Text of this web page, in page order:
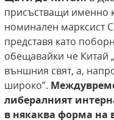
присъстващи именно
номинален марксист
представя като
обещавайки че Китай
външния свят, а,
широко”.
либералният
в някаква форма на